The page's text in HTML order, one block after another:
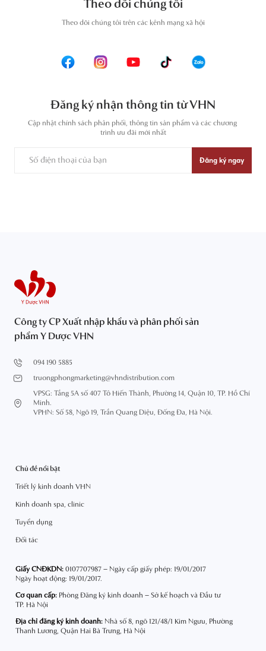
Theo dõi chúng tôi
Theo dõi chúng tôi trên các kênh mạng xã hội
Đăng ký nhận thông tin từ VHN
Cập nhật chính sách phân phối, thông tin sản phẩm và các chương
trình ưu đãi mới nhất
Đăng ký ngay
Công ty CP Xuất nhập khẩu và phân phối sản
phẩm Y Dược VHN
094 190 5885
truongphongmarketing@vhndistribution.com
VPSG: Tầng 5A số 407 Tô Hiến Thành, Phường 14, Quận 10, TP. Hồ Chí
Minh.
VPHN: Số 58, Ngõ 19, Trần Quang Diệu, Đống Đa, Hà Nội.
Chủ đề nổi bật
Triết lý kinh doanh VHN
Kinh doanh spa, clinic
Tuyển dụng
Đối tác
Giấy CNĐKDN: 0107707987 – Ngày cấp giấy phép: 19/01/2017
Ngày hoạt động: 19/01/2017.
Cơ quan cấp: Phòng Đăng ký kinh doanh – Sở kế hoạch và Đầu tư
TP. Hà Nội
Địa chỉ đăng ký kinh doanh: Nhà số 8, ngõ 121/48/1 Kim Ngưu, Phường
Thanh Lương, Quận Hai Bà Trưng, Hà Nội